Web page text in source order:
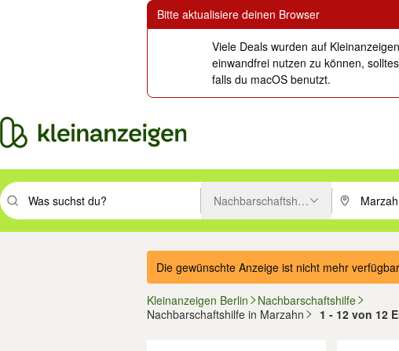
Bitte aktualisiere deinen Browser
Viele Deals wurden auf
einwandfrei nutzen zu können,
falls du macOS benutzt.
Suchbegriff eingeben. Eingabetaste drücken um zu suchen, oder Vorschläge
Nachbarschaftshilfe PLZ oder
Die gewünschte Anzeige ist nicht mehr
Kleinanzeigen Berlin
Nachbarschaftshilfe
Nachbarschaftshilfe in Marzahn
1 - 12 von 12